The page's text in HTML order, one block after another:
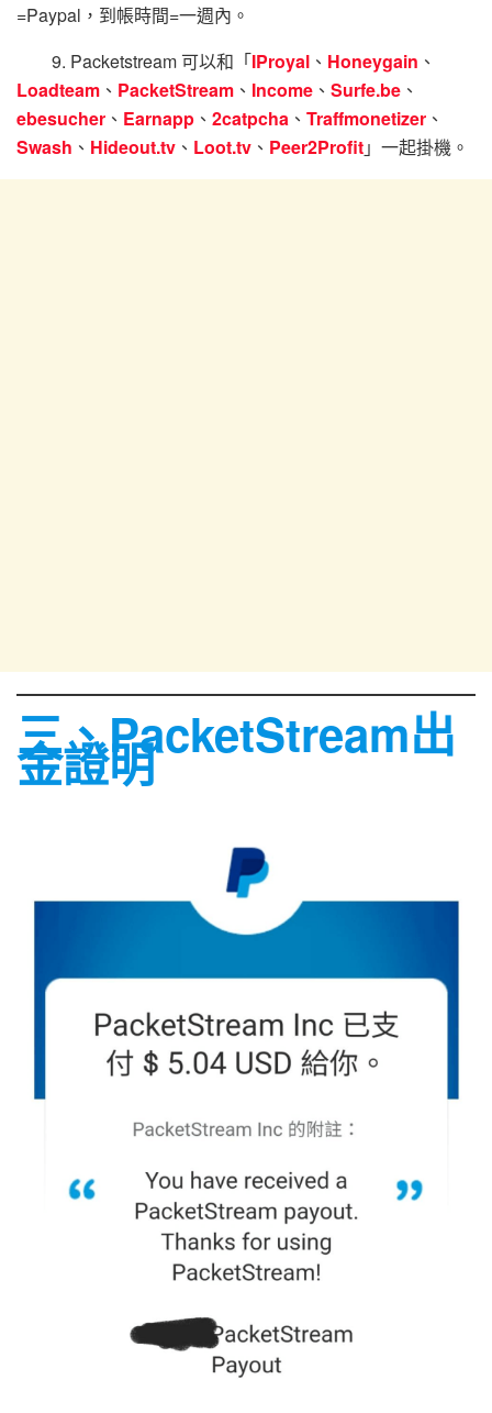
=Paypal，到帳時間=一週內。
9. Packetstream 可以和「IProyal 、 Honeygain 、
Loadteam 、 PacketStream 、 Income 、 Surfe.be 、
ebesucher 、 Earnapp 、 2catpcha 、 Traffmonetizer 、
Swash 、 Hideout.tv 、 Loot.tv 、 Peer2Profit」一起掛機。
三、PacketStream出
金證明